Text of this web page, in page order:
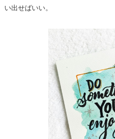
い出せばいい。